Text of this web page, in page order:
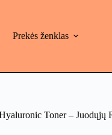
Prekės ženklas
Toner – Juodųjų